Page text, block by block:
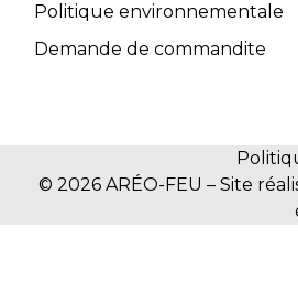
Politique environnementale
Demande de commandite
© 2026 ARÉO-FEU – Site